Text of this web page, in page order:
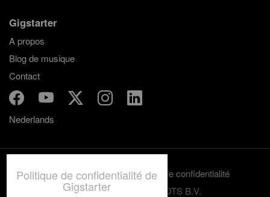
Gigstarter
A propos
Blog de musique
Contact
Nederlands
Termes et conditions
Politique de confidentialité
© 2012-2026 GRASSROOTS B.V.
Politique de confidentialité de
Gigstarter